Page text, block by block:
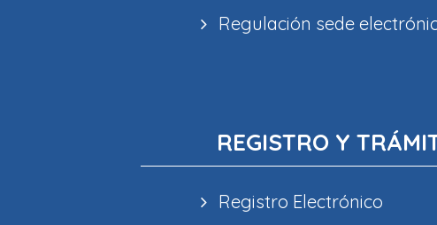
Regulación sede
REGISTRO Y
Registro Electrónico